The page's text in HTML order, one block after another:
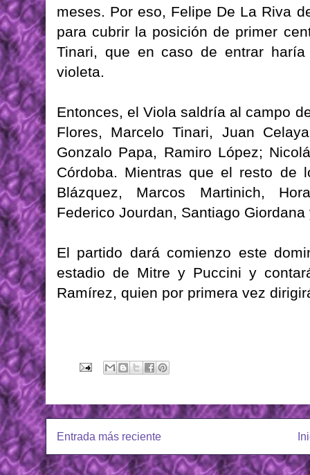
meses. Por eso, Felipe De La Riva
para cubrir la posición de primer
Tinari, que en caso de entrar
violeta.
Entonces, el Viola saldría al campo
Flores, Marcelo Tinari, Juan
Gonzalo Papa, Ramiro López;
Córdoba. Mientras que el resto de
Blázquez, Marcos Martinich,
Federico Jourdan, Santiago
El partido dará comienzo este
estadio de Mitre y Puccini y
Ramírez, quien por primera vez
Entrada más reciente